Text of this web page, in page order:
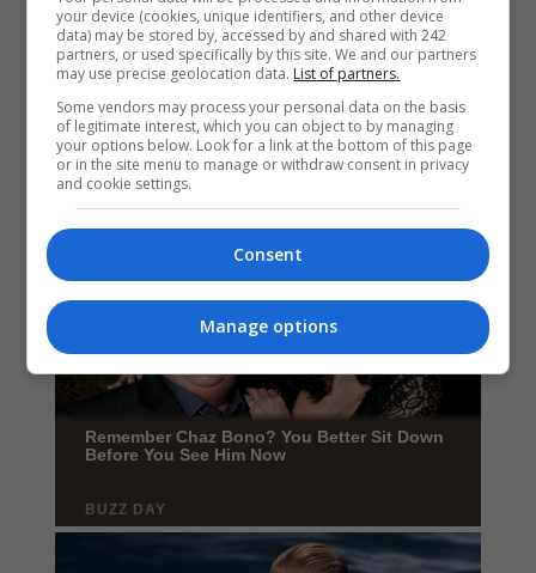
your device (cookies, unique identifiers, and other device
data) may be stored by, accessed by and shared with 242
partners, or used specifically by this site. We and our partners
may use precise geolocation data. List of partners.
Some vendors may process your personal data on the basis
of legitimate interest, which you can object to by managing
your options below. Look for a link at the bottom of this page
or in the site menu to manage or withdraw consent in privacy
and cookie settings.
Consent
Manage options